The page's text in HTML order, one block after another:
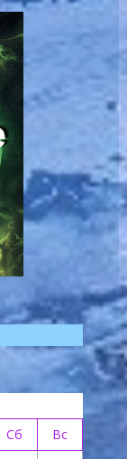
Сб
Вс